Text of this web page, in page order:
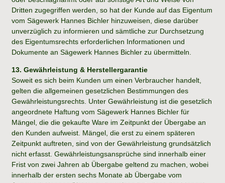
Dritten zugegriffen werden, so hat der Kunde auf das Eigentum
vom Sägewerk Hannes Bichler hinzuweisen, diese darüber
unverzüglich zu informieren und sämtliche zur Durchsetzung
des Eigentumsrechts erforderlichen Informationen und
Dokumente an Sägewerk Hannes Bichler zu übermitteln.
13. Gewährleistung & Herstellergarantie
Soweit es sich beim Kunden um einen Verbraucher handelt,
gelten die allgemeinen gesetzlichen Bestimmungen des
Gewährleistungsrechts. Unter Gewährleistung ist die gesetzlich
angeordnete Haftung vom Sägewerk Hannes Bichler für
Mängel, die die gekaufte Ware im Zeitpunkt der Übergabe an
den Kunden aufweist. Mängel, die erst zu einem späteren
Zeitpunkt auftreten, sind von der Gewährleistung grundsätzlich
nicht erfasst. Gewährleistungsansprüche sind innerhalb einer
Frist von zwei Jahren ab Übergabe geltend zu machen, wobei
innerhalb der ersten sechs Monate ab Übergabe vom